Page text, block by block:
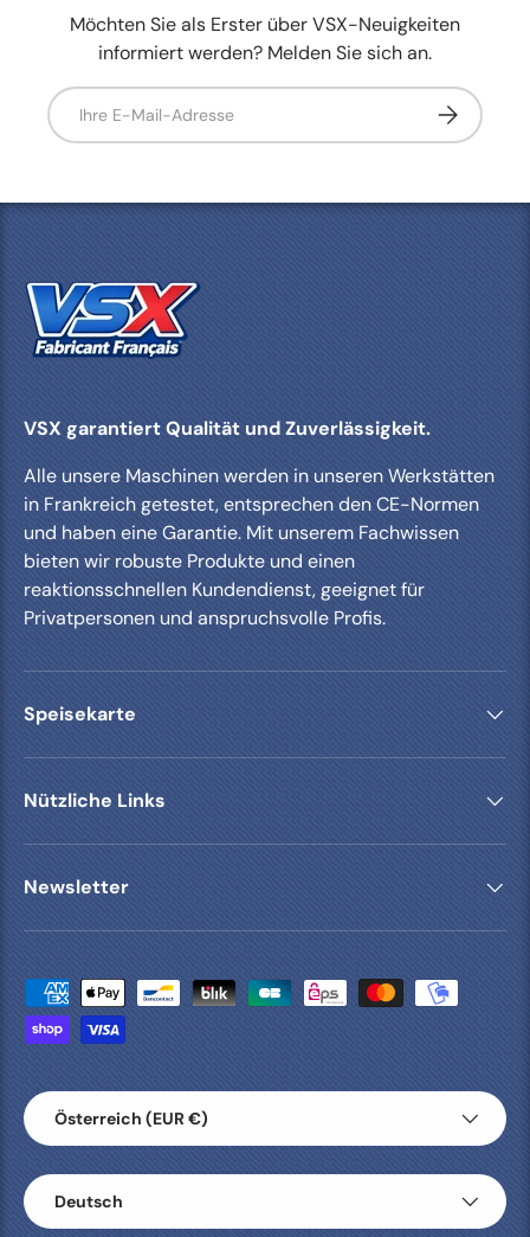
Möchten Sie als Erster über VSX-Neuigkeiten
informiert werden? Melden Sie sich an.
E-Mail Abonnieren
VSX garantiert Qualität und Zuverlässigkeit.
Alle unsere Maschinen werden in unseren Werkstätten
in Frankreich getestet, entsprechen den CE-Normen
und haben eine Garantie. Mit unserem Fachwissen
bieten wir robuste Produkte und einen
reaktionsschnellen Kundendienst, geeignet für
Privatpersonen und anspruchsvolle Profis.
Speisekarte
Nützliche Links
Newsletter
Zahlungsmethoden
Land/Region
Österreich (EUR €)
Sprache
Deutsch